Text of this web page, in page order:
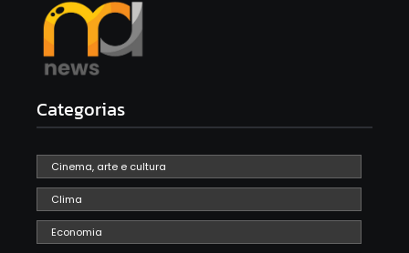
Categorias
Cinema, arte e cultura
Clima
Economia